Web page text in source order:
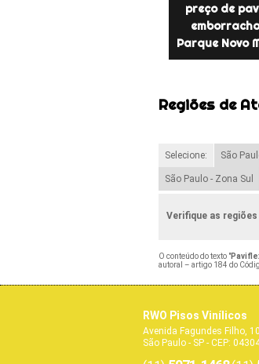
preço de
Parque Novo
Regiões de
Selecione: São
São Paulo - Zona Sul
Verifique as
O conteúdo do texto "
autoral – artigo 184 do
RWO Pisos Vinílicos
Avenida Fagundes Filho,
São Paulo - SP - CEP: